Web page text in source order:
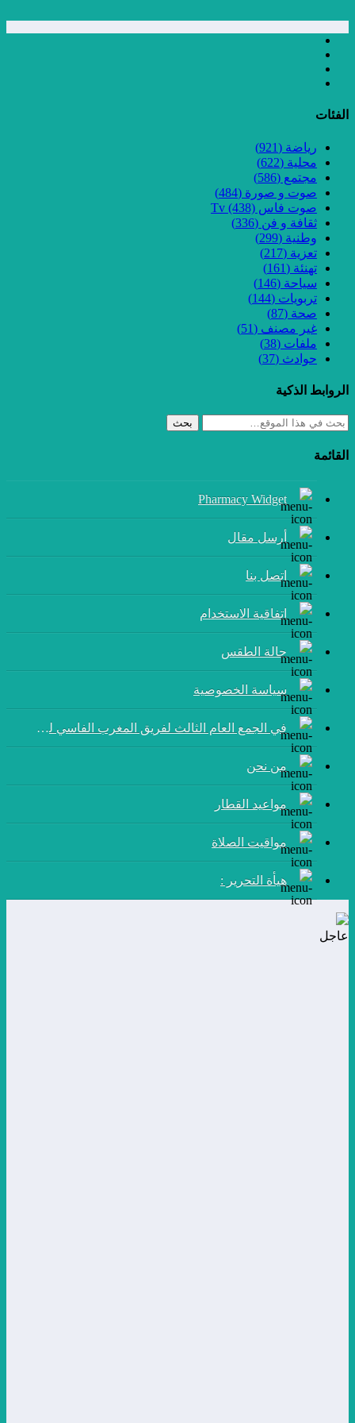
الفئات
رياضة (921)
محلية (622)
مجتمع (586)
صوت و صورة (484)
صوت فاس Tv (438)
ثقافة و فن (336)
وطنية (299)
تعزية (217)
تهنئة (161)
سياحة (146)
تربويات (144)
صحة (87)
غير مصنف (51)
ملفات (38)
حوادث (37)
الروابط الذكية
بحث
القائمة
Pharmacy Widget
أرسل مقال
إتصل بنا
اتفاقية الاستخدام
حالة الطقس
سياسة الخصوصية
في الجمع العام الثالث لفريق المغرب الفاسي لكرة القدم:
من نحن
مواعيد القطار
مواقيت الصلاة
هيأة التحرير :
عاجل